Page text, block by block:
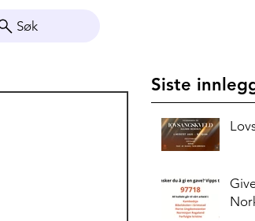
Søk
Siste